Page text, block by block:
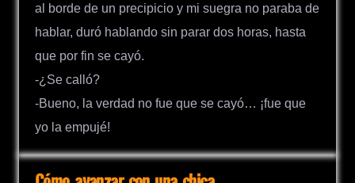
al borde de un precipicio y mi suegra no paraba de
hablar, duró hablando sin parar dos horas, hasta
que por fin se cayó.
-¿Se calló?
-Bueno, la verdad no fue que se cayó… ¡fue que
yo la empujé!